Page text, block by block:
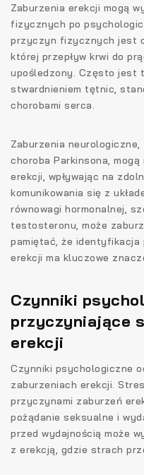
Zaburzenia erekcji mogą
fizycznych po
przyczyn fizycznych jest
której przepływ krwi do
upośledzony. Często jest
stwardnieniem tętnic,
chorobami serca.
Zaburzenia
choroba Parkinsona,
erekcji, wpływając na
komunikowania się z
równowagi hormonalnej,
testosteronu, może
pamiętać, że
erekcji ma kluczowe
Czynniki
przyczyniające
erekcji
Czynniki psychologiczne
zaburzeniach erekcji.
przyczynami zaburzeń
pożądanie seksualne i
przed wydajnością może
z erekcją, gdzie strach